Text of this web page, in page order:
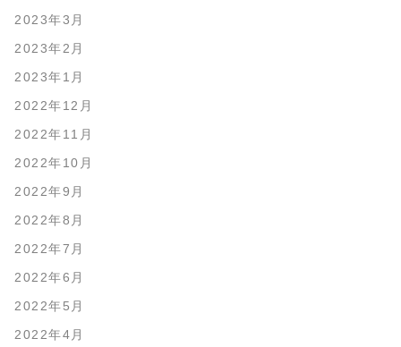
2023年3月
2023年2月
2023年1月
2022年12月
2022年11月
2022年10月
2022年9月
2022年8月
2022年7月
2022年6月
2022年5月
2022年4月